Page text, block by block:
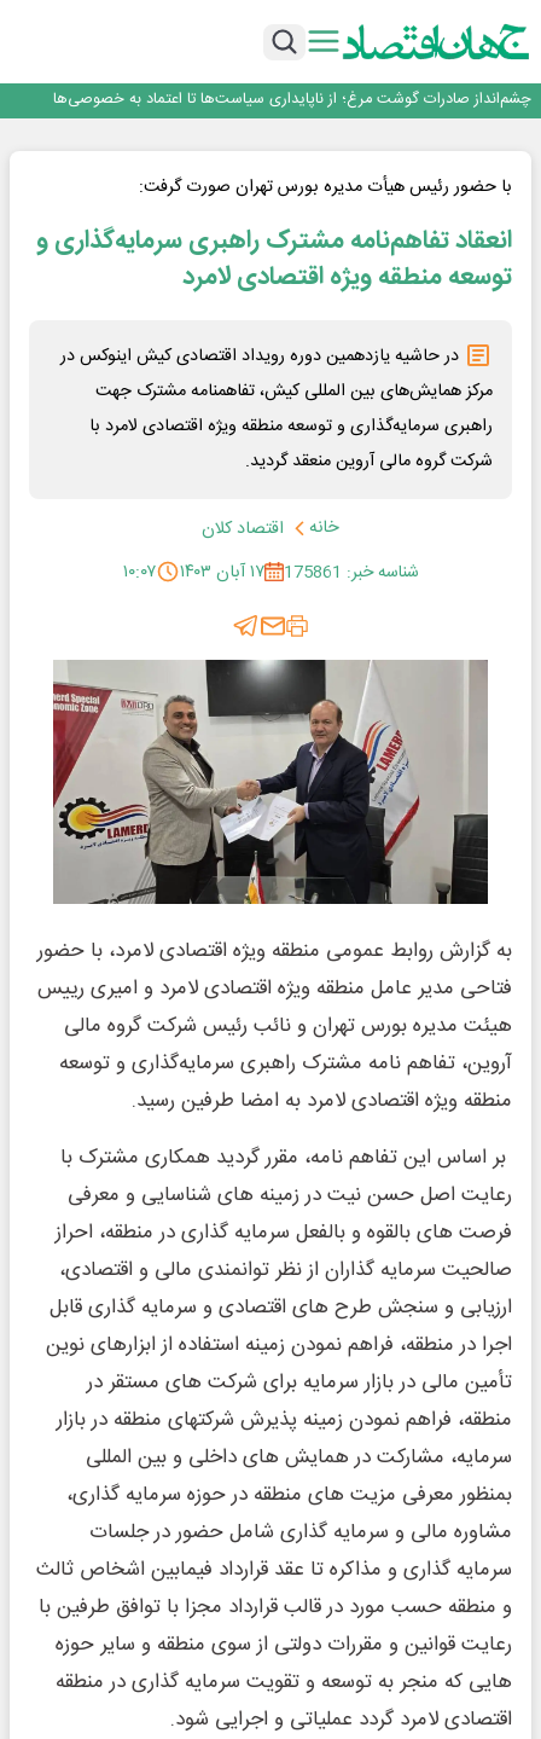
رییس‌کل بیمه مرکزی: برای حقوق مردم خط قرمز ندارم
چشم‌انداز صادرات گوشت مرغ؛ از ناپایداری سیاست‌ها تا اعتماد به خصوصی‌ها
عبور فکور صنعت از مرز ۵۳ همت درآمد
رییس‌کل بیمه مرکزی: برای حقوق مردم خط قرمز ندارم
با حضور رئیس هیأت مدیره بورس تهران صورت گرفت:
انعقاد تفاهم‌نامه مشترک راهبری سرمایه‌گذاری و
توسعه منطقه ویژه اقتصادی لامرد
در حاشیه یازدهمین دوره رویداد اقتصادی کیش اینوکس در
مرکز همایش‌های بین المللی کیش، تفاهمنامه مشترک جهت
راهبری سرمایه‌گذاری و توسعه منطقه ویژه اقتصادی لامرد با
شرکت گروه مالی آروین منعقد گردید.
خانه
اقتصاد کلان
شناسه خبر: 175861
۱۷ آبان ۱۴۰۳ ۱۰:۰۷
به گزارش روابط عمومی منطقه ویژه اقتصادی لامرد، با حضور
فتاحی مدیر عامل منطقه ویژه اقتصادی لامرد و امیری رییس
هیئت مدیره بورس تهران و نائب رئیس شرکت گروه مالی
آروین، تفاهم نامه مشترک راهبری سرمایه‌گذاری و توسعه
منطقه ویژه اقتصادی لامرد به امضا طرفین رسید.
بر اساس این تفاهم نامه، مقرر گردید همکاری مشترک با
رعایت اصل حسن نیت در زمینه های شناسایی و معرفی
فرصت های بالقوه و بالفعل سرمایه گذاری در منطقه، احراز
صالحیت سرمایه گذاران از نظر توانمندی مالی و اقتصادی،
ارزیابی و سنجش طرح های اقتصادی و سرمایه گذاری قابل
اجرا در منطقه، فراهم نمودن زمینه استفاده از ابزارهای نوین
تأمین مالی در بازار سرمایه برای شرکت های مستقر در
منطقه، فراهم نمودن زمینه پذیرش شرکتهای منطقه در بازار
سرمایه، مشارکت در همایش های داخلی و بین المللی
بمنظور معرفی مزیت های منطقه در حوزه سرمایه گذاری،
مشاوره مالی و سرمایه گذاری شامل حضور در جلسات
سرمایه گذاری و مذاکره تا عقد قرارداد فیمابین اشخاص ثالث
و منطقه حسب مورد در قالب قرارداد مجزا با توافق طرفین با
رعایت قوانین و مقررات دولتی از سوی منطقه و سایر حوزه
هایی که منجر به توسعه و تقویت سرمایه گذاری در منطقه
اقتصادی لامرد گردد عملیاتی و اجرایی شود.